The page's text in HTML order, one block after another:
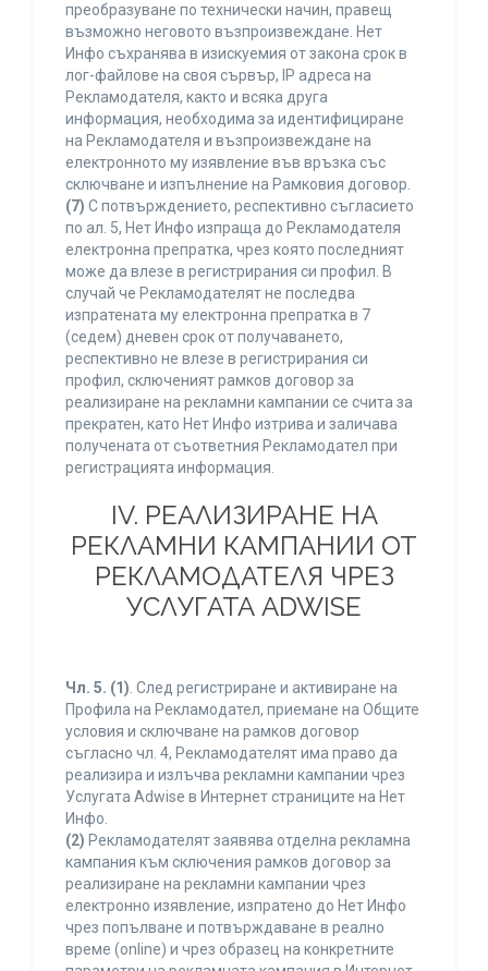
преобразуване по технически начин, правещ
възможно неговото възпроизвеждане. Нет
Инфо съхранява в изискуемия от закона срок в
лог-файлове на своя сървър, IP адреса на
Рекламодателя, както и всяка друга
информация, необходима за идентифициране
на Рекламодателя и възпроизвеждане на
електронното му изявление във връзка със
сключване и изпълнение на Рамковия договор.
(7) С потвърждението, респективно съгласието
по ал. 5, Нет Инфо изпраща до Рекламодателя
електронна препратка, чрез която последният
може да влезе в регистрирания си профил. В
случай че Рекламодателят не последва
изпратената му електронна препратка в 7
(седем) дневен срок от получаването,
респективно не влезе в регистрирания си
профил, сключеният рамков договор за
реализиране на рекламни кампании се счита за
прекратен, като Нет Инфо изтрива и заличава
получената от съответния Рекламодател при
регистрацията информация.
IV. РЕАЛИЗИРАНЕ НА
РЕКЛАМНИ КАМПАНИИ ОТ
РЕКЛАМОДАТЕЛЯ ЧРЕЗ
УСЛУГАТА ADWISE
Чл. 5. (1). След регистриране и активиране на
Профила на Рекламодател, приемане на Общите
условия и сключване на рамков договор
съгласно чл. 4, Рекламодателят има право да
реализира и излъчва рекламни кампании чрез
Услугата Adwise в Интернет страниците на Нет
Инфо.
(2) Рекламодателят заявява отделна рекламна
кампания към сключения рамков договор за
реализиране на рекламни кампании чрез
електронно изявление, изпратено до Нет Инфо
чрез попълване и потвърждаване в реално
време (online) и чрез образец на конкретните